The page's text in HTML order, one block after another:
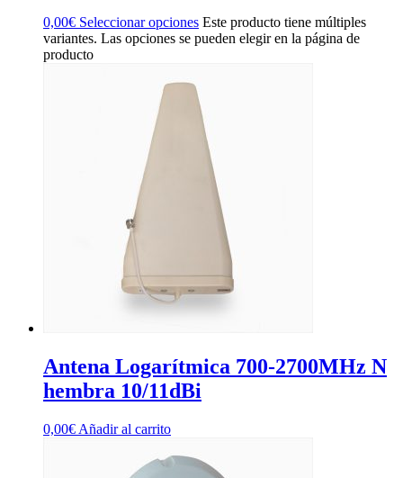
0,00€ Seleccionar opciones Este producto tiene múltiples
variantes. Las opciones se pueden elegir en la página de
producto
Antena Logarítmica 700-2700MHz N
hembra 10/11dBi
0,00€ Añadir al carrito